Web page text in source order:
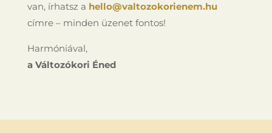
van, írhatsz a hello@valtozokorienem.hu
címre – minden üzenet fontos!
Harmóniával,
a Változókori Éned